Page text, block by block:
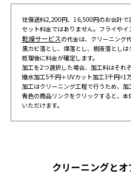
往復送料2,200円、16,500円のお会計で
セット料金ではありません。フライやイ
乾燥サービスの代金は、クリーニング
黒カビ落とし、煤落とし、樹液落とし
処理後に料金が確定します。
加工を2つ選択した場合、加工料はそれ
撥水加工5千円＋UVカット加工3千円=1
加工はクリーニング工程で行うため、加
青色の商品リンクをクリックすると、
いただけます。
クリーニングと